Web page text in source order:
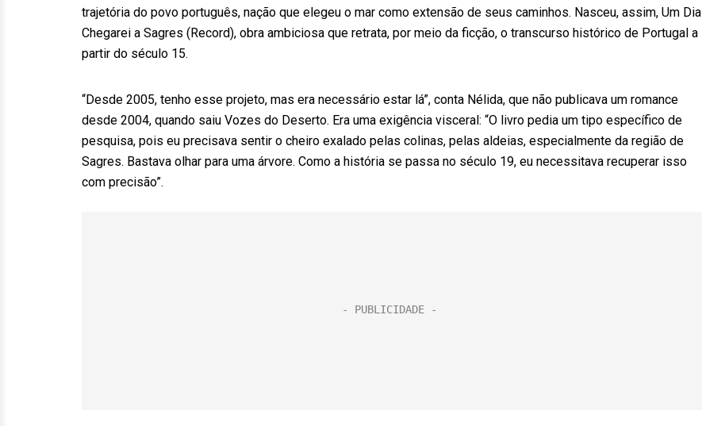
trajetória do povo português, nação que elegeu o mar como extensão de seus caminhos. Nasceu, assim, Um Dia
Chegarei a Sagres (Record), obra ambiciosa que retrata, por meio da ficção, o transcurso histórico de Portugal a
partir do século 15.
“Desde 2005, tenho esse projeto, mas era necessário estar lá”, conta Nélida, que não publicava um romance
desde 2004, quando saiu Vozes do Deserto. Era uma exigência visceral: “O livro pedia um tipo específico de
pesquisa, pois eu precisava sentir o cheiro exalado pelas colinas, pelas aldeias, especialmente da região de
Sagres. Bastava olhar para uma árvore. Como a história se passa no século 19, eu necessitava recuperar isso
com precisão”.